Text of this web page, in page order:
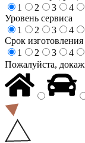
1
2 3 4
Уровень сервиса
1
2 3 4
Срок изготовления
1
2 3 4
Пожалуйста,